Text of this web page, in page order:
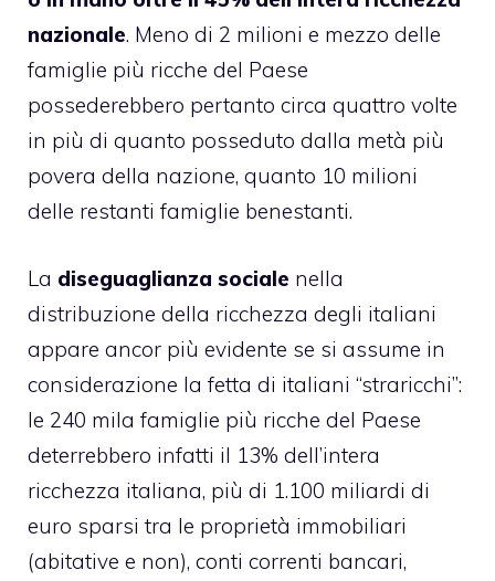
nazionale. Meno di 2 milioni e mezzo delle
famiglie più ricche del Paese
possederebbero pertanto circa quattro volte
in più di quanto posseduto dalla metà più
povera della nazione, quanto 10 milioni
delle restanti famiglie benestanti.
La diseguaglianza sociale nella
distribuzione della ricchezza degli italiani
appare ancor più evidente se si assume in
considerazione la fetta di italiani “straricchi”:
le 240 mila famiglie più ricche del Paese
deterrebbero infatti il 13% dell’intera
ricchezza italiana, più di 1.100 miliardi di
euro sparsi tra le proprietà immobiliari
(abitative e non), conti correnti bancari,